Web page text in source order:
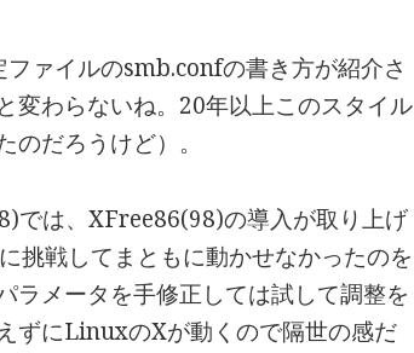
ァイルのsmb.confの書き方が紹介さ
変わらないね。20年以上このスタイル
だろうけど）。
では、XFree86(98)の導入が取り上げ
挑戦してまともに動かせなかったのを
ラメータを手修正しては試して調整を
ずにLinuxのXが動くので隔世の感だ